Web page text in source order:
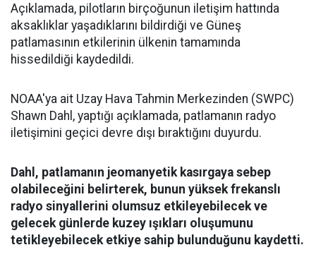
Açıklamada, pilotların birçoğunun iletişim hattında
aksaklıklar yaşadıklarını bildirdiği ve Güneş
patlamasının etkilerinin ülkenin tamamında
hissedildiği kaydedildi.
NOAA'ya ait Uzay Hava Tahmin Merkezinden (SWPC)
Shawn Dahl, yaptığı açıklamada, patlamanın radyo
iletişimini geçici devre dışı bıraktığını duyurdu.
Dahl, patlamanın jeomanyetik kasırgaya sebep
olabileceğini belirterek, bunun yüksek frekanslı
radyo sinyallerini olumsuz etkileyebilecek ve
gelecek günlerde kuzey ışıkları oluşumunu
tetikleyebilecek etkiye sahip bulunduğunu kaydetti.